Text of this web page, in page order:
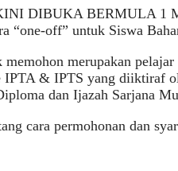
DIBUKA BERMULA 1
“one-off” untuk Siswa
merupakan
IPTA & IPTS yang diiktiraf
dan Ijazah Sarjana
cara permohonan dan